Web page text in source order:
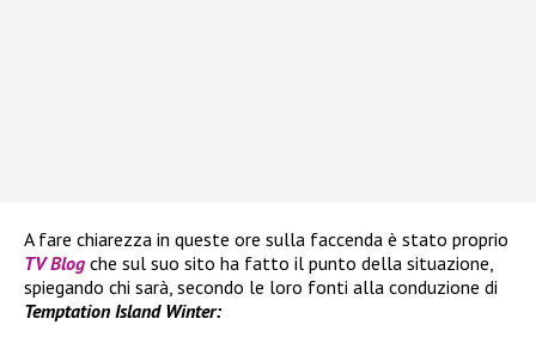
A fare chiarezza in queste ore sulla faccenda è stato proprio
TV Blog che sul suo sito ha fatto il punto della situazione,
spiegando chi sarà, secondo le loro fonti alla conduzione di
Temptation Island Winter: